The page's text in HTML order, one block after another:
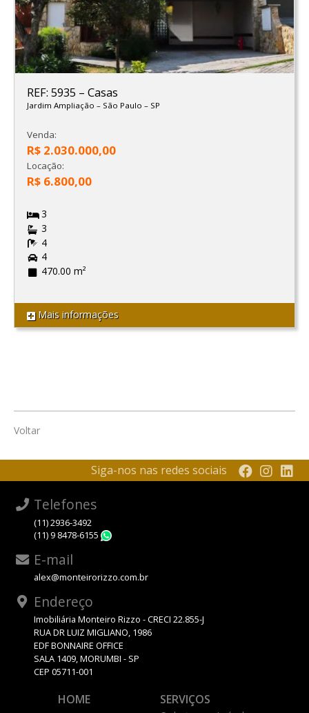
REF: 5935 – Casas
Jardim Ampliação – São Paulo – SP
Venda:
R$ 2.030.000,00
Locação:
R$ 6.800,00
3
3
4
4
470.00 m²
Mais informações
Voltar
Siga-nos nas redes sociais
Telefones
(11) 2936-3492
(11) 9 8478-6155
E-mail
alex@monteirorizzo.com.br
Endereço
Imobiliária Monteiro Rizzo - CRECI 22.855-J
RUA DR LUIZ MIGLIANO, 1986
EDF BONNAIRE OFFICE
SALA 1409, MORUMBI - SP
CEP 05711-001
HOME
SERVIÇOS